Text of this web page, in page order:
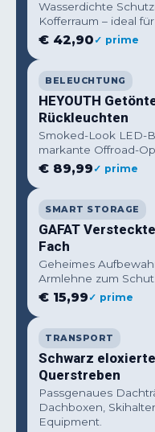
Wasserdichte
Kofferraum – ideal
€ 42,90✓ prime
BELEUCHTUNG
HEYOUTH
Rückleuchten
Smoked-Look LED-
markante Offroad-
€ 89,99✓ prime
SMART STORAGE
GAFAT
Fach
Geheimes
Armlehne zum
€ 15,99✓ prime
TRANSPORT
Schwarz
Querstreben
Passgenaues
Dachboxen,
Equipment.